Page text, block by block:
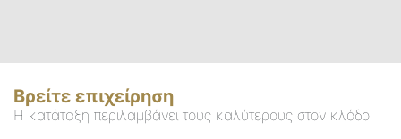
Βρείτε επιχείρηση
Η κατάταξη περιλαμβάνει τους καλύτερους στον κλάδο